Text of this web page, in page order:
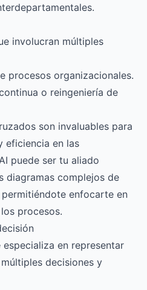
involucran múltiples
procesos organizacionales.
o reingeniería de
son invaluables para
eficiencia en las
puede ser tu aliado
diagramas complejos de
enfocarte en
procesos.
en representar
decisiones y